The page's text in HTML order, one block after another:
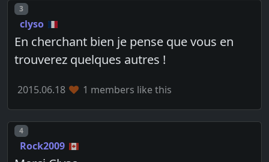
Post number
3
clyso
En cherchant bien je pense que vous en
trouverez quelques autres !
2015.06.18 1 members like this
Post number
4
Rock2009